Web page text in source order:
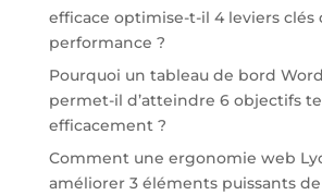
efficace optimise-t-il 4 leviers clés
performance ?
Pourquoi un tableau de bord
permet-il d’atteindre 6 objectifs
efficacement ?
Comment une ergonomie web
améliorer 3 éléments puissants de